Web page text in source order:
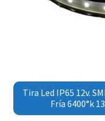
Tira Led IP65 12v.
Fría 6400°k